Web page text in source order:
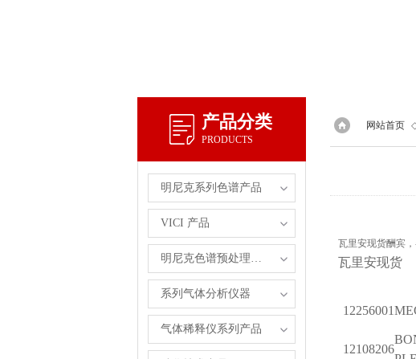
产品分类
PRODUCTS
明尼克系列色谱产品
VICI 产品
明尼克色谱预处理自主产品
系列气体分析仪器
气体稀释仪系列产品
网站首页
瓦里安现货酬宾
瓦里安现货
12256001
12108206